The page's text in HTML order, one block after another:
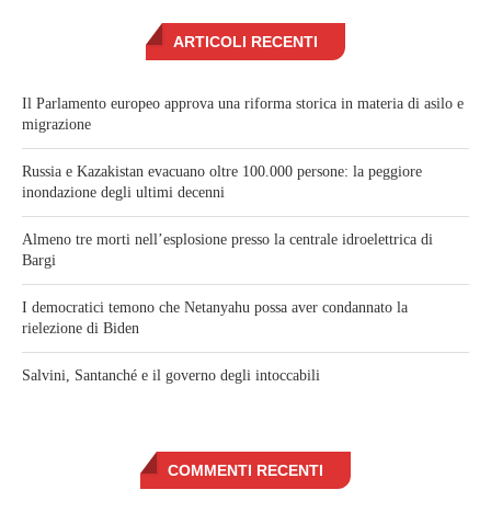
ARTICOLI RECENTI
Il Parlamento europeo approva una riforma storica in materia di asilo e
migrazione
Russia e Kazakistan evacuano oltre 100.000 persone: la peggiore
inondazione degli ultimi decenni
Almeno tre morti nell’esplosione presso la centrale idroelettrica di
Bargi
I democratici temono che Netanyahu possa aver condannato la
rielezione di Biden
Salvini, Santanché e il governo degli intoccabili
COMMENTI RECENTI